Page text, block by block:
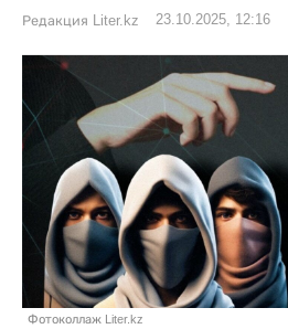
Редакция Liter.kz 23.10.2025, 12:16
Фотоколлаж Liter.kz